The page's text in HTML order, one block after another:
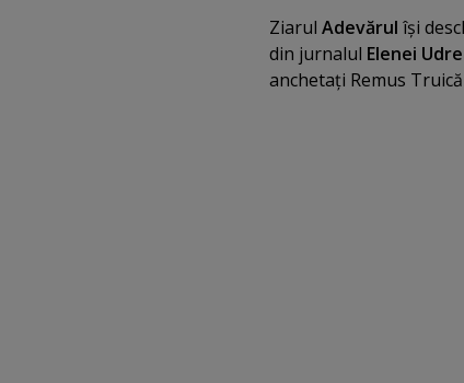
Ziarul Adevărul îşi
din jurnalul Elenei
anchetaţi Remus